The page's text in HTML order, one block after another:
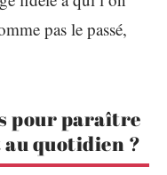
pas le passé,
pour paraître
quotidien ?